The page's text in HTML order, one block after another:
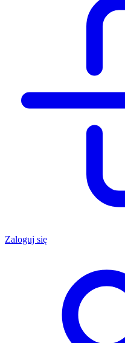
Zaloguj się